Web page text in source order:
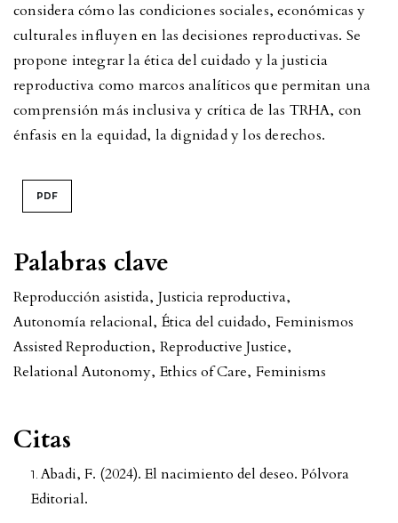
Palabras clave
Reproducción asistida, Justicia reproductiva,
Autonomía relacional, Ética del cuidado, Feminismos
Assisted Reproduction, Reproductive Justice,
Relational Autonomy, Ethics of Care, Feminisms
considera cómo las condiciones sociales, económicas y
culturales influyen en las decisiones reproductivas. Se
propone integrar la ética del cuidado y la justicia
reproductiva como marcos analíticos que permitan una
comprensión más inclusiva y crítica de las TRHA, con
énfasis en la equidad, la dignidad y los derechos.
PDF
Citas
Abadi, F. (2024). El nacimiento del deseo. Pólvora
Editorial.